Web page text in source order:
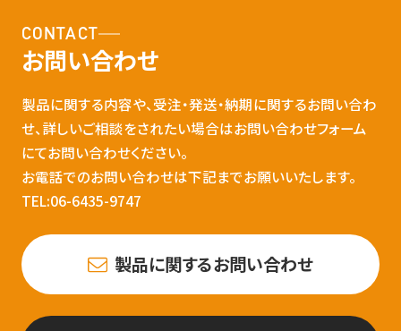
CONTACT
お問い合わせ
製品に関する内容や、受注・発送・納期に関するお問い合わ
せ、詳しいご相談をされたい場合はお問い合わせフォーム
にてお問い合わせください。
お電話でのお問い合わせは下記までお願いいたします。
TEL:06-6435-9747
製品に関するお問い合わせ